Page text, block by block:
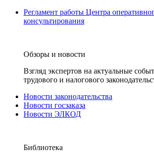
Регламент работы Центра
консультирования
Обзоры и новости
Взгляд экспертов на актуальные
трудового и налогового
Новости законодательства
Новости госзаказа
Новости ЭЛКОД
Библиотека